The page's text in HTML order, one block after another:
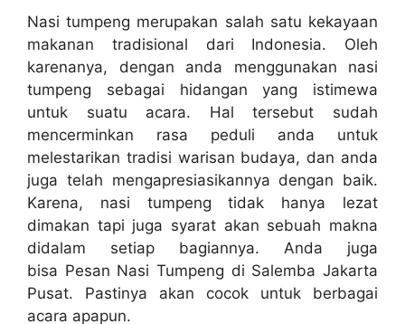
Nasi tumpeng merupakan salah satu kekayaan
makanan tradisional dari Indonesia. Oleh
karenanya, dengan anda menggunakan nasi
tumpeng sebagai hidangan yang istimewa
untuk suatu acara. Hal tersebut sudah
mencerminkan rasa peduli anda untuk
melestarikan tradisi warisan budaya, dan anda
juga telah mengapresiasikannya dengan baik.
Karena, nasi tumpeng tidak hanya lezat
dimakan tapi juga syarat akan sebuah makna
didalam setiap bagiannya. Anda juga
bisa Pesan Nasi Tumpeng di Salemba Jakarta
Pusat. Pastinya akan cocok untuk berbagai
acara apapun.